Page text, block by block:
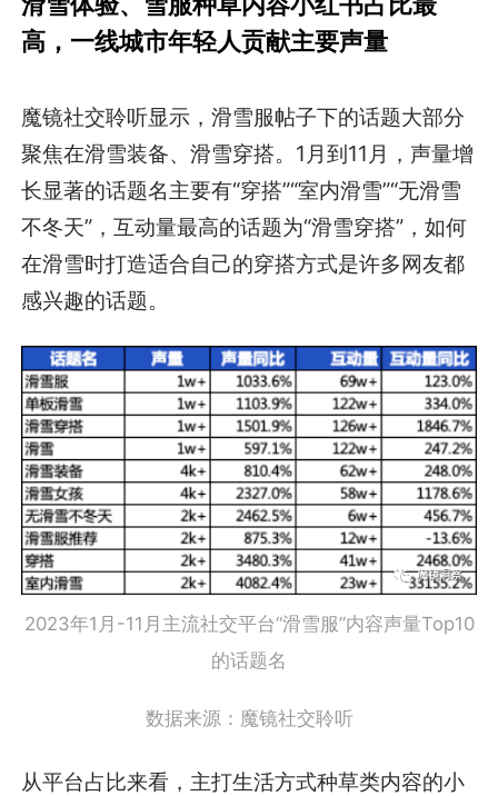
高，一线城市年轻人贡献主要声量
魔镜社交聆听显示，滑雪服帖子下的话题大部分
聚焦在滑雪装备、滑雪穿搭。1月到11月，声量增
长显著的话题名主要有“穿搭”“室内滑雪”“无滑雪
不冬天”，互动量最高的话题为“滑雪穿搭”，如何
在滑雪时打造适合自己的穿搭方式是许多网友都
感兴趣的话题。
2023年1月-11月主流社交平台“滑雪服”内容声量Top10
的话题名
数据来源：魔镜社交聆听
从平台占比来看，主打生活方式种草类内容的小